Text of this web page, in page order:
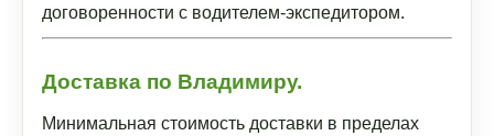
договоренности с водителем-экспедитором.
Доставка по Владимиру.
Минимальная стоимость доставки в пределах